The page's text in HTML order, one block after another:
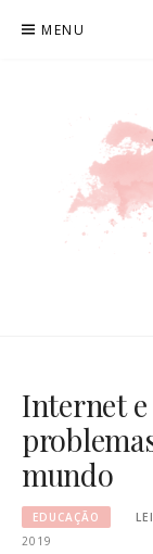
para
MENU
Internet
mundo
EDUCAÇÃO
2019